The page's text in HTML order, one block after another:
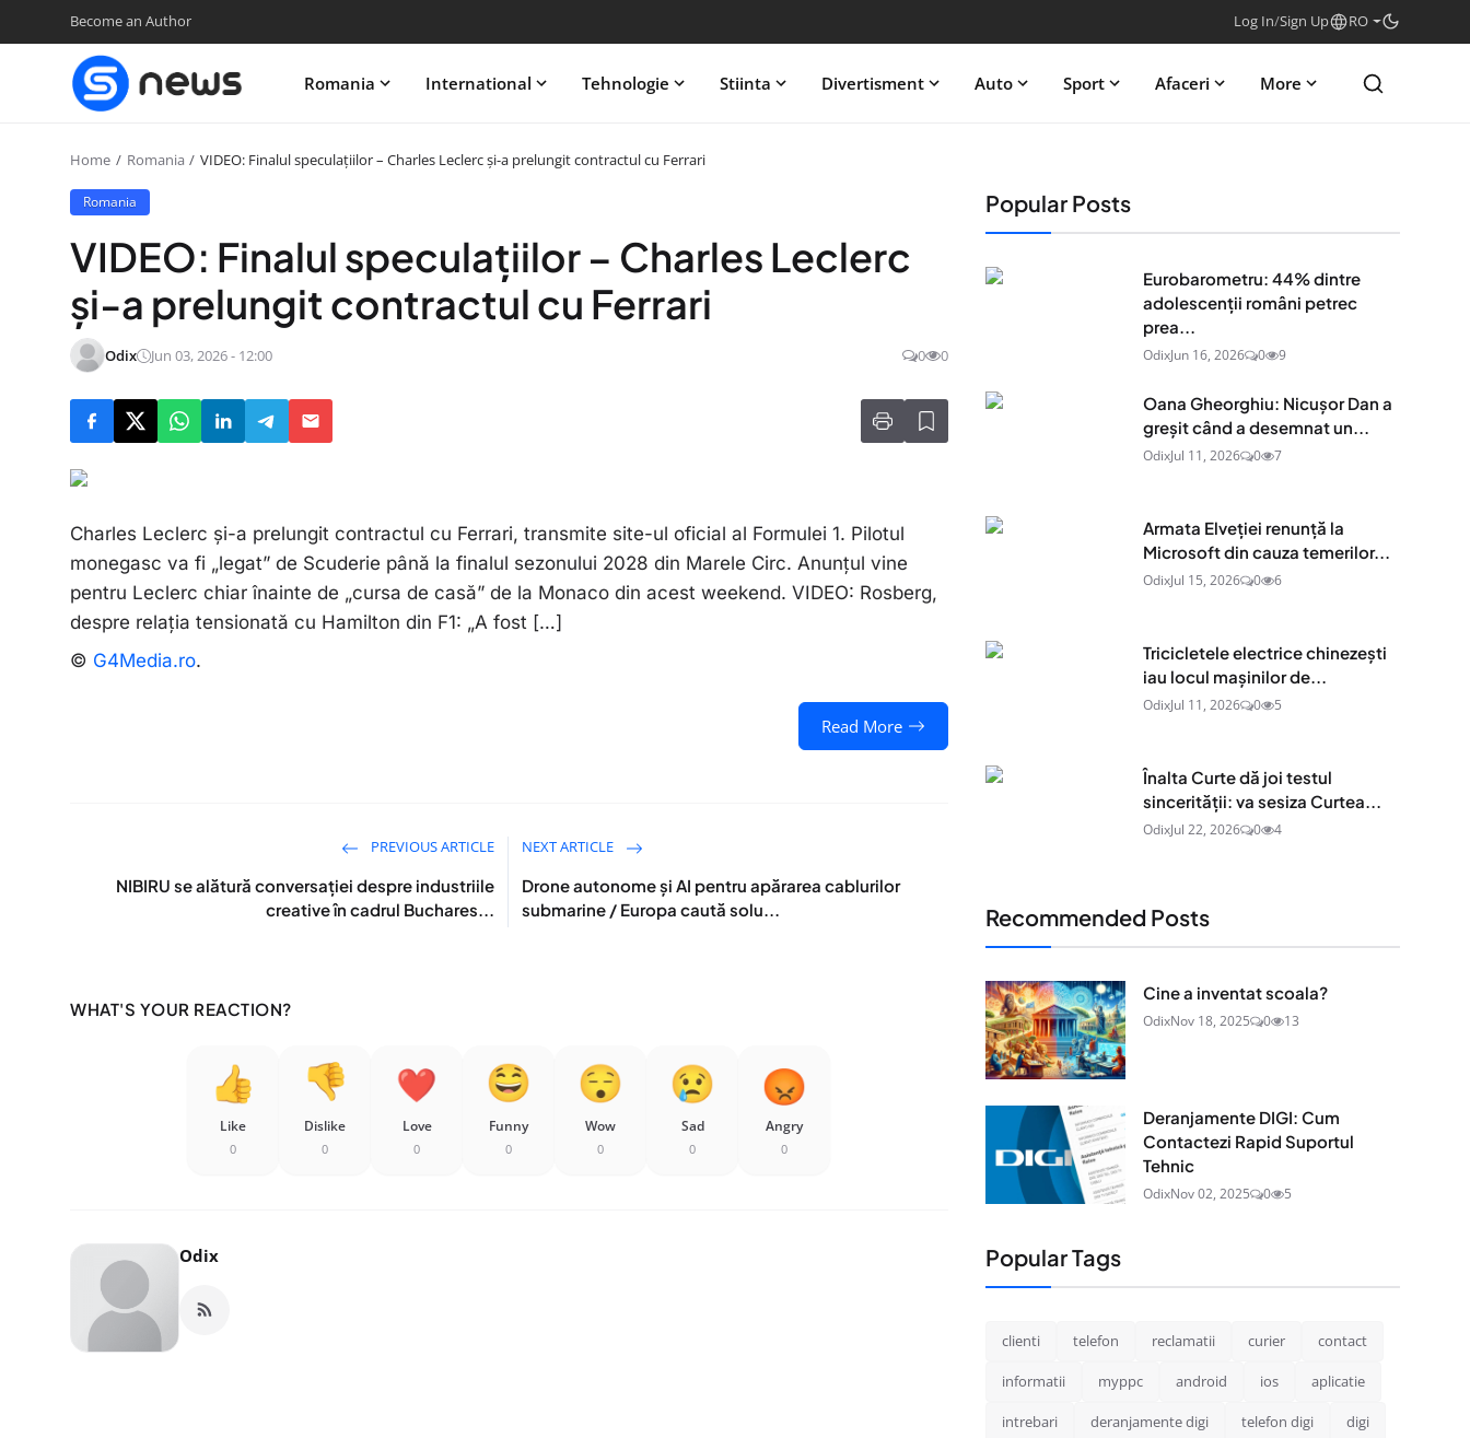
Become an Author Log In/Sign Up RO
Romania International Tehnologie Stiinta Divertisment Auto Sport Afaceri More
Home Romania VIDEO: Finalul speculațiilor – Charles Leclerc și-a prelungit contractul cu Ferrari
Romania
VIDEO: Finalul speculațiilor – Charles Leclerc
și-a prelungit contractul cu Ferrari
Odix Jun 03, 2026 - 12:00 0 0
Charles Leclerc și-a prelungit contractul cu Ferrari, transmite site-ul oficial al Formulei 1. Pilotul
monegasc va fi „legat” de Scuderie până la finalul sezonului 2028 din Marele Circ. Anunțul vine
pentru Leclerc chiar înainte de „cursa de casă” de la Monaco din acest weekend. VIDEO: Rosberg,
despre relația tensionată cu Hamilton din F1: „A fost […]
© G4Media.ro.
Read More
PREVIOUS ARTICLE
NIBIRU se alătură conversației despre industriile
creative în cadrul Buchares...
NEXT ARTICLE
Drone autonome și AI pentru apărarea cablurilor
submarine / Europa caută solu...
WHAT'S YOUR REACTION?
Like
0
Dislike
0
Love
0
Funny
0
Wow
0
Sad
0
Angry
0
Odix
Popular Posts
Eurobarometru: 44% dintre
adolescenţii români petrec
prea...
OdixJun 16, 2026 0 9
Oana Gheorghiu: Nicușor Dan a
greșit când a desemnat un...
OdixJul 11, 2026 0 7
Armata Elveției renunță la
Microsoft din cauza temerilor...
OdixJul 15, 2026 0 6
Tricicletele electrice chinezești
iau locul mașinilor de...
OdixJul 11, 2026 0 5
Înalta Curte dă joi testul
sincerității: va sesiza Curtea...
OdixJul 22, 2026 0 4
Recommended Posts
Cine a inventat scoala?
OdixNov 18, 2025 0 13
Deranjamente DIGI: Cum
Contactezi Rapid Suportul
Tehnic
OdixNov 02, 2025 0 5
Popular Tags
clienti telefon reclamatii curier contact
informatii myppc android ios aplicatie
intrebari deranjamente digi telefon digi digi